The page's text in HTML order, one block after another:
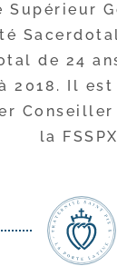
Supérieur
de 24
2018. Il
Conseiller
la